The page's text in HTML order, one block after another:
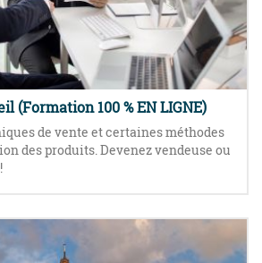
(Formation 100 % EN LIGNE)
de vente et certaines méthodes
des produits. Devenez vendeuse ou